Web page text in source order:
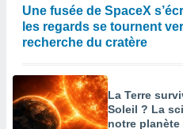
Une fusée de SpaceX
les regards se tournent
recherche du cratère
La Terre
Soleil ? La
notre planète